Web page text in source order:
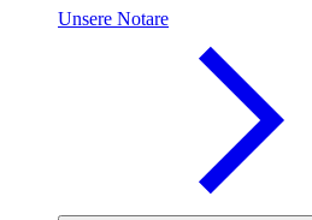
Unsere Notare